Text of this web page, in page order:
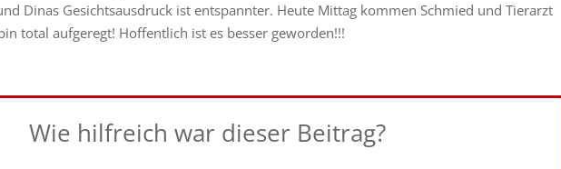
Dinas Gesichtsausdruck ist entspannter. Heute Mittag kommen Schmied und Tierarzt
total aufgeregt! Hoffentlich ist es besser geworden!!!
Wie hilfreich war dieser Beitrag?